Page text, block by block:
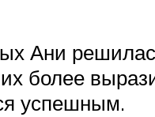
Ани
более
успешным.